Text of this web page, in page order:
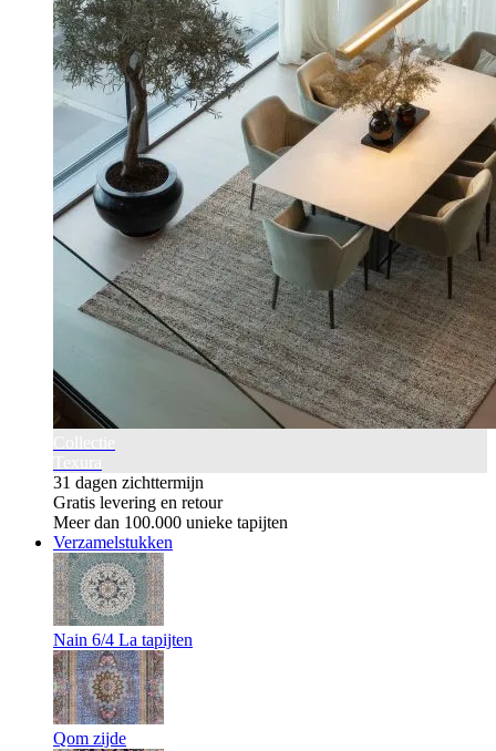
31 dagen zichttermijn
Gratis levering en retour
Meer dan 100.000 unieke tapijten
Verzamelstukken
Nain 6/4 La tapijten
Qom zijde